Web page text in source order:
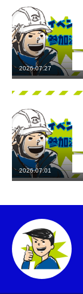
2026.07.27
2026.07.01